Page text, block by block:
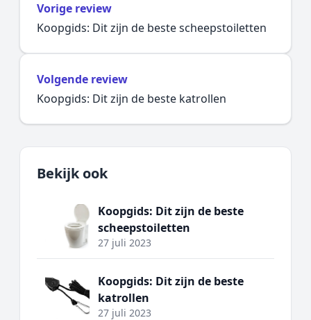
Vorige review
Koopgids: Dit zijn de beste scheepstoiletten
Volgende review
Koopgids: Dit zijn de beste katrollen
Bekijk ook
Koopgids: Dit zijn de beste
scheepstoiletten
27 juli 2023
Koopgids: Dit zijn de beste
katrollen
27 juli 2023